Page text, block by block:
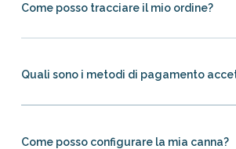
Come posso tracciare il mio ordine?
Quali sono i metodi di pagamento
Come posso configurare la mia canna?